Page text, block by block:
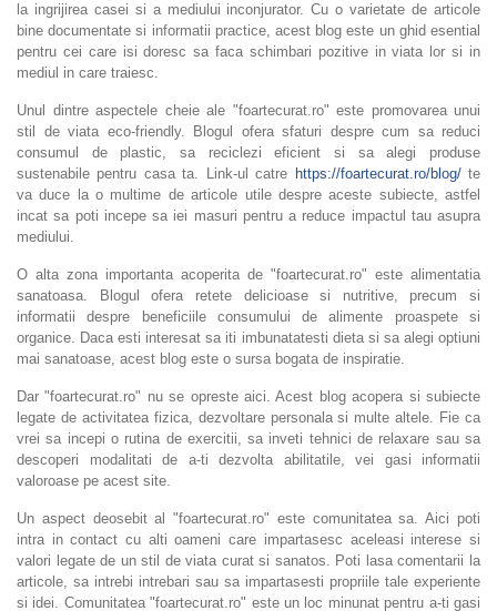
la ingrijirea casei si a mediului inconjurator. Cu o varietate de articole
bine documentate si informatii practice, acest blog este un ghid esential
pentru cei care isi doresc sa faca schimbari pozitive in viata lor si in
mediul in care traiesc.
Unul dintre aspectele cheie ale "foartecurat.ro" este promovarea unui
stil de viata eco-friendly. Blogul ofera sfaturi despre cum sa reduci
consumul de plastic, sa reciclezi eficient si sa alegi produse
sustenabile pentru casa ta. Link-ul catre https://foartecurat.ro/blog/te
va duce la o multime de articole utile despre aceste subiecte, astfel
incat sa poti incepe sa iei masuri pentru a reduce impactul tau asupra
mediului.
O alta zona importanta acoperita de "foartecurat.ro" este alimentatia
sanatoasa. Blogul ofera retete delicioase si nutritive, precum si
informatii despre beneficiile consumului de alimente proaspete si
organice. Daca esti interesat sa iti imbunatatesti dieta si sa alegi optiuni
mai sanatoase, acest blog este o sursa bogata de inspiratie.
Dar "foartecurat.ro" nu se opreste aici. Acest blog acopera si subiecte
legate de activitatea fizica, dezvoltare personala si multe altele. Fie ca
vrei sa incepi o rutina de exercitii, sa inveti tehnici de relaxare sau sa
descoperi modalitati de a-ti dezvolta abilitatile, vei gasi informatii
valoroase pe acest site.
Un aspect deosebit al "foartecurat.ro" este comunitatea sa. Aici poti
intra in contact cu alti oameni care impartasesc aceleasi interese si
valori legate de un stil de viata curat si sanatos. Poti lasa comentarii la
articole, sa intrebi intrebari sau sa impartasesti propriile tale experiente
si idei. Comunitatea "foartecurat.ro" este un loc minunat pentru a-ti gasi